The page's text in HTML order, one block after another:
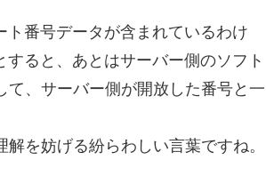
番号データが含まれているわけ
ると、あとはサーバー側のソフト
、サーバー側が開放した番号と一
を妨げる紛らわしい言葉ですね。